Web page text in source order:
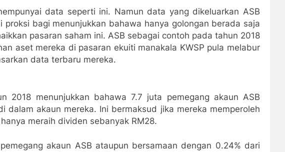
data seperti ini. Namun data yang dikeluarkan ASB
proksi bagi menunjukkan bahawa hanya golongan berada saja
pasaran saham ini. ASB sebagai contoh pada tahun 2018
aset mereka di pasaran ekuiti manakala KWSP pula melabur
data terbaru mereka.
2018 menunjukkan bahawa 7.7 juta pemegang akaun ASB
dalam akaun mereka. Ini bermaksud jika mereka memperoleh
meraih dividen sebanyak RM28.
akaun ASB ataupun bersamaan dengan 0.24% dari